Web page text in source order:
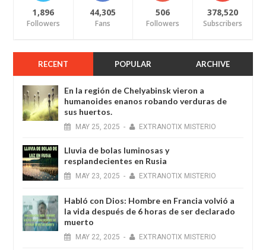
1,896
Followers
44,305
Fans
506
Followers
378,520
Subscribers
RECENT POPULAR ARCHIVE
En la región de Chelyabinsk vieron a
humanoides enanos robando verduras de
sus huertos.
MAY 25, 2025 - EXTRANOTIX MISTERIO
Lluvia de bolas luminosas y
resplandecientes en Rusia
MAY 23, 2025 - EXTRANOTIX MISTERIO
Habló con Dios: Hombre en Francia volvió a
la vida después de 6 horas de ser declarado
muerto
MAY 22, 2025 - EXTRANOTIX MISTERIO